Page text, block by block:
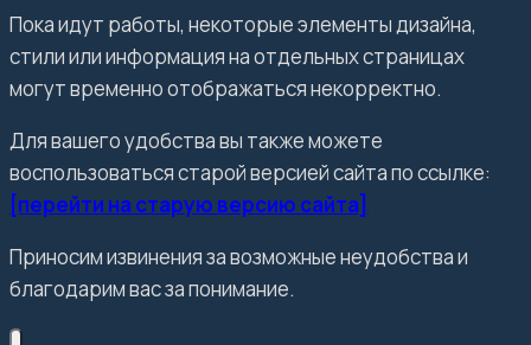
Пока идут работы, некоторые элементы дизайна,
стили или информация на отдельных страницах
могут временно отображаться некорректно.
Для вашего удобства вы также можете
воспользоваться старой версией сайта по ссылке:
[перейти на старую версию сайта]
Приносим извинения за возможные неудобства и
благодарим вас за понимание.